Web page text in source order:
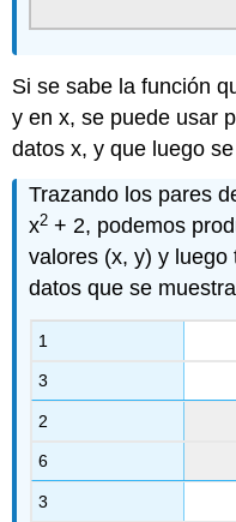
Si se sabe la función
y en x, se puede usar
datos x, y que luego
Trazando los pares
x2 + 2, podemos
valores (x, y) y
datos que se
1
3
2
6
3